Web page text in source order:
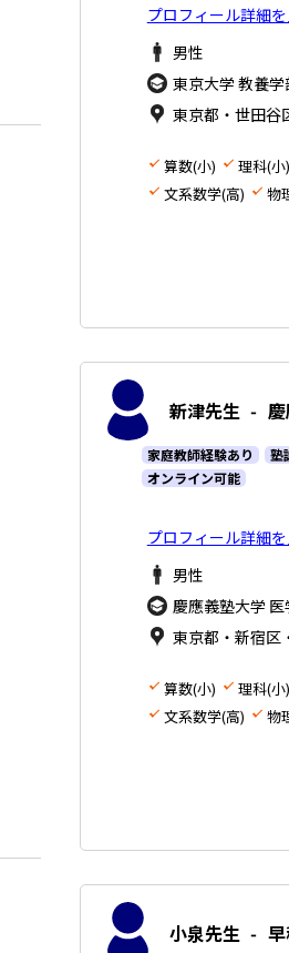
プロフィール詳細
男性
東京大学 教養学
東京都・世田谷
算数(小) 理科(小)
文系数学(高)
物
新津先生 -
家庭教師経験あり 塾
オンライン可能
プロフィール詳細
男性
慶應義塾大学 医
東京都・新宿区
算数(小) 理科(小)
文系数学(高)
物
小泉先生 -